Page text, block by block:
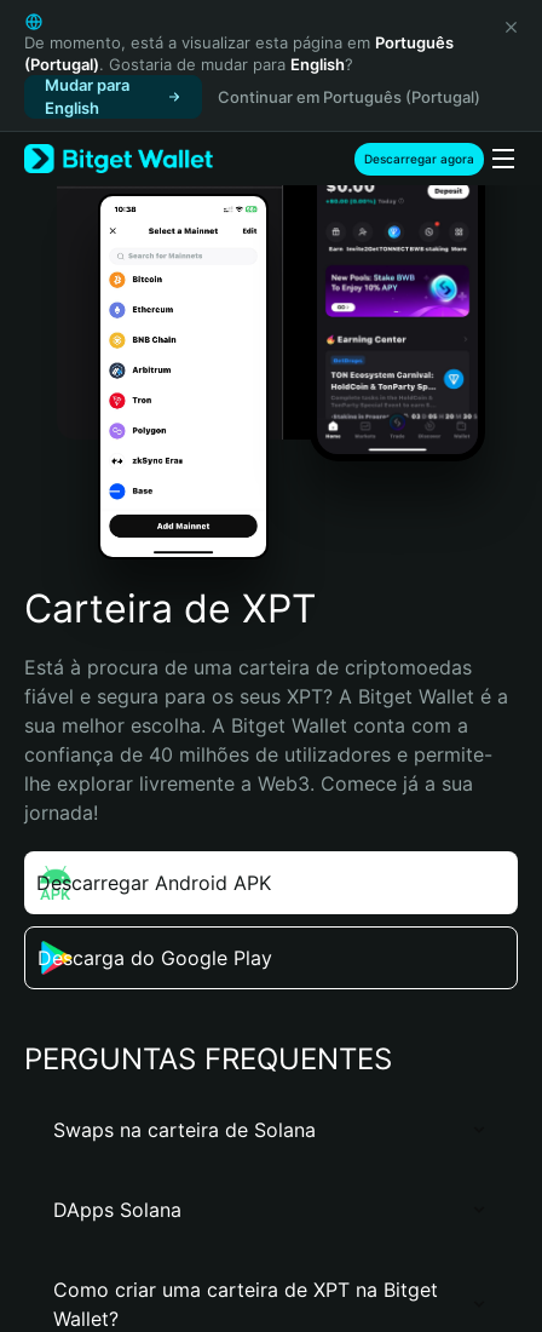
English
日本語
Tiếng Việt
Русский
Español (Latinoamérica)
Türkçe
Italiano
Português (Portugal)
Bahasa Indonesia
Português (Brasil)
Español (Argentina)
De momento, está a visualizar esta página em Português
(Portugal). Gostaria de mudar para English?
Mudar para
English
Continuar em Português (Portugal)
Descarregar agora
Carteira de XPT
Está à procura de uma carteira de criptomoedas
fiável e segura para os seus XPT? A Bitget Wallet é a
sua melhor escolha. A Bitget Wallet conta com a
confiança de 40 milhões de utilizadores e permite-
lhe explorar livremente a Web3. Comece já a sua
jornada!
Descarregar Android APK
Descarga do Google Play
PERGUNTAS FREQUENTES
Swaps na carteira de Solana
DApps Solana
Como criar uma carteira de XPT na Bitget
Wallet?